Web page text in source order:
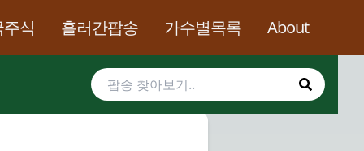
식 흘러간팝송 가수별목록 About